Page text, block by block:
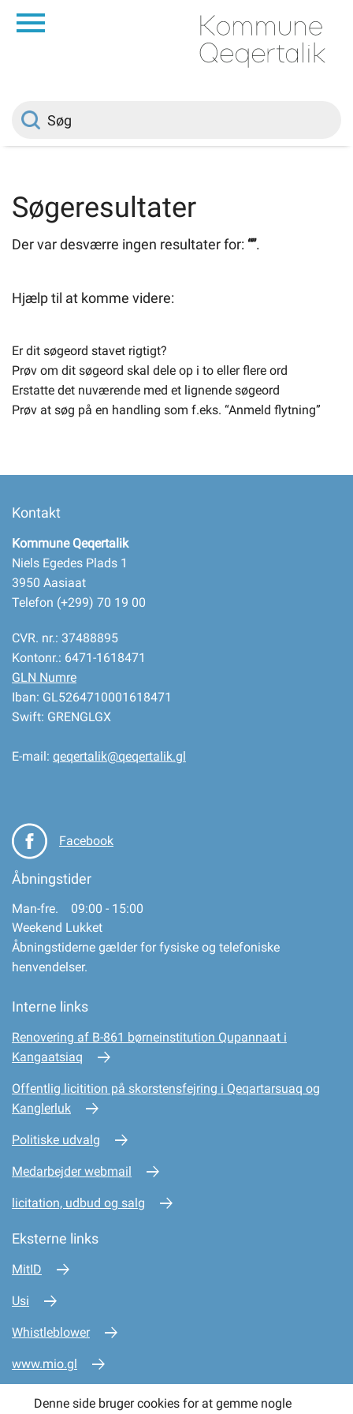
Borger
Selvbetjening
Søgeresultater
Der var desværre ingen resultater for: “”.
Hjælp til at komme videre:
Er dit søgeord stavet rigtigt?
Prøv om dit søgeord skal dele op i to eller flere ord
Erstatte det nuværende med et lignende søgeord
Prøv at søg på en handling som f.eks. “Anmeld flytning”
Kontakt
Kommune Qeqertalik
Niels Egedes Plads 1
3950 Aasiaat
Telefon (+299) 70 19 00
CVR. nr.: 37488895
Kontonr.: 6471-1618471
GLN Numre
Iban: GL5264710001618471
Swift: GRENGLGX
E-mail: qeqertalik@qeqertalik.gl
Facebook
Åbningstider
Man-fre. 09:00 - 15:00
Weekend Lukket
Åbningstiderne gælder for fysiske og telefoniske
henvendelser.
Interne links
Renovering af B-861 børneinstitution Qupannaat i
Kangaatsiaq
Offentlig licitition på skorstensfejring i Qeqartarsuaq og
Kanglerluk
Politiske udvalg
Medarbejder webmail
licitation, udbud og salg
Eksterne links
MitID
Usi
Whistleblower
www.mio.gl
www.sullissivik.gl
Denne side bruger cookies for at gemme nogle